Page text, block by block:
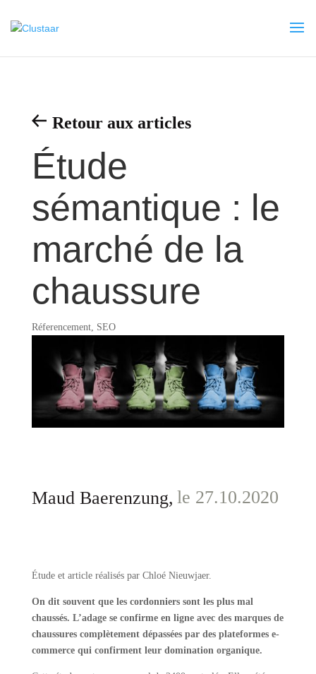
Retour aux articles
Étude
sémantique : le
marché de la
chaussure
Réferencement, SEO
Maud Baerenzung, le 27.10.2020
Étude et article réalisés par Chloé Nieuwjaer.
On dit souvent que les cordonniers sont les plus mal
chaussés. L’adage se confirme en ligne avec des marques de
chaussures complètement dépassées par des plateformes e-
commerce qui confirment leur domination organique.